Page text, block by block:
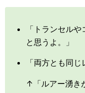
「トランセル
と思うよ。」
「両方とも同じ
↑「ルアー湧き